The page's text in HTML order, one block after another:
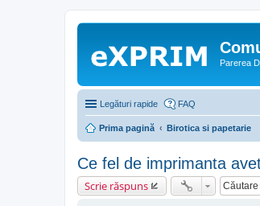
Parerea
Legături rapide FAQ
Prima pagină Birotica si papetarie
Ce fel de imprimanta
Scrie răspuns